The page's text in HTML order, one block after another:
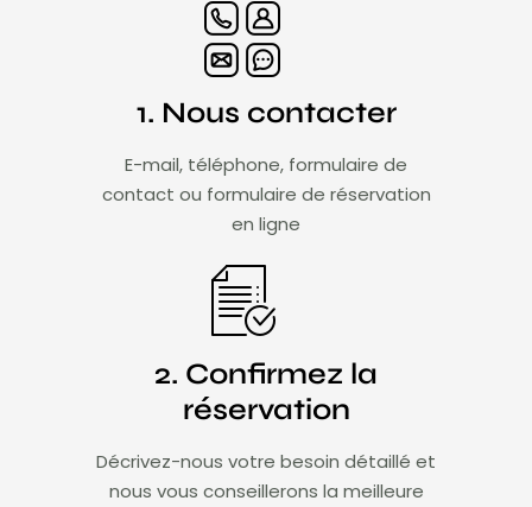
1. Nous contacter
E-mail, téléphone, formulaire de
contact ou formulaire de réservation
en ligne
2. Confirmez la
réservation
Décrivez-nous votre besoin détaillé et
nous vous conseillerons la meilleure